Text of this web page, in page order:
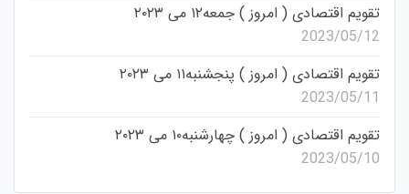
تقویم اقتصادی ( امروز ) جمعه۱۲ می ۲۰۲۳
2023/05/12
تقویم اقتصادی ( امروز ) پنجشنبه۱۱ می ۲۰۲۳
2023/05/11
تقویم اقتصادی ( امروز ) چهارشنبه۱۰ می ۲۰۲۳
2023/05/10